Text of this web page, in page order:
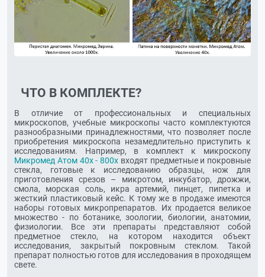
ЧТО В КОМПЛЕКТЕ?
В отличие от профессиональных и специальных
микроскопов, учебные микроскопы часто комплектуются
разнообразными принадлежностями, что позволяет после
приобретения микроскопа незамедлительно приступить к
исследованиям. Например, в комплект к микроскопу
Микромед Атом 40x - 800x входят предметные и покровные
стекла, готовые к исследованию образцы, нож для
приготовления срезов – микротом, инкубатор, дрожжи,
смола, морская соль, икра артемий, пинцет, пипетка и
жесткий пластиковый кейс. К тому же в продаже имеются
наборы готовых микропрепаратов. Их продается великое
множество - по ботанике, зоологии, биологии, анатомии,
физиологии. Все эти препараты представляют собой
предметное стекло, на котором находится объект
исследования, закрытый покровным стеклом. Такой
препарат полностью готов для исследования в проходящем
свете.